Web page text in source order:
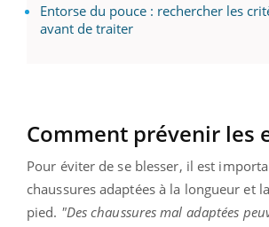
Entorse du pouce : rechercher les
avant de traiter
Comment prévenir les
Pour éviter de se blesser, il est
chaussures adaptées à la longueur et
pied. "Des chaussures mal adaptées